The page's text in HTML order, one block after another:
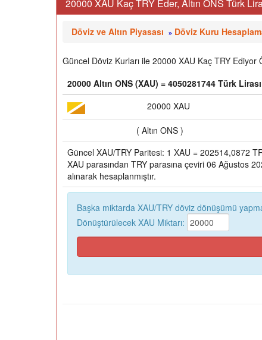
20000 XAU Kaç TRY Eder, Altın ONS Türk
Döviz ve Altın Piyasası » Döviz Kuru
Güncel Döviz Kurları ile 20000 XAU Kaç TRY Ediyor
20000 Altın ONS (XAU) = 4050281744 Türk
20000 XAU
( Altın ONS )
Güncel XAU/TRY Paritesi: 1 XAU = 202514,0872
XAU parasından TRY parasına çeviri 06 Ağustos
alınarak hesaplanmıştır.
Başka miktarda XAU/TRY döviz dönüşümü
Dönüştürülecek XAU Miktarı: